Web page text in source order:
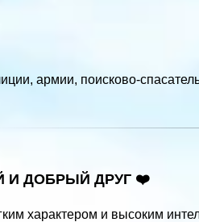
армии, поисково-
И ДОБРЫЙ ДРУГ ❤️
характером и высоким